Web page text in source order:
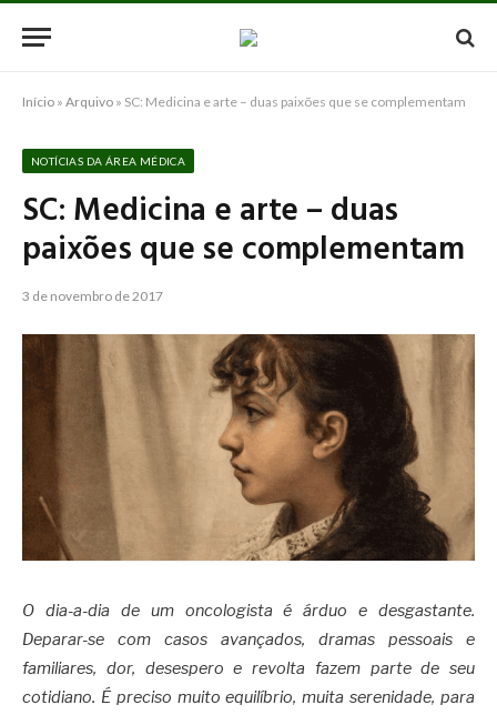
Início » Arquivo » SC: Medicina e arte – duas paixões que se complementam
NOTÍCIAS DA ÁREA MÉDICA
SC: Medicina e arte – duas
paixões que se complementam
3 de novembro de 2017
O dia-a-dia de um oncologista é árduo e desgastante.
Deparar-se com casos avançados, dramas pessoais e
familiares, dor, desespero e revolta fazem parte de seu
cotidiano. É preciso muito equilíbrio, muita serenidade, para